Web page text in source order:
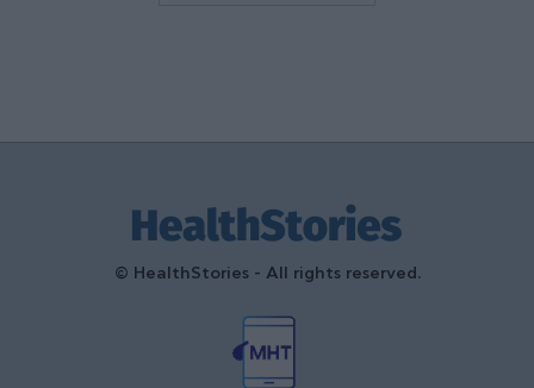
© HealthStories - All rights reserved.